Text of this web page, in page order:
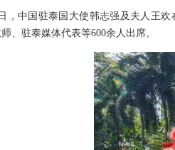
，中国驻泰国大使韩志强及夫人王
、驻泰媒体代表等600余人出席。